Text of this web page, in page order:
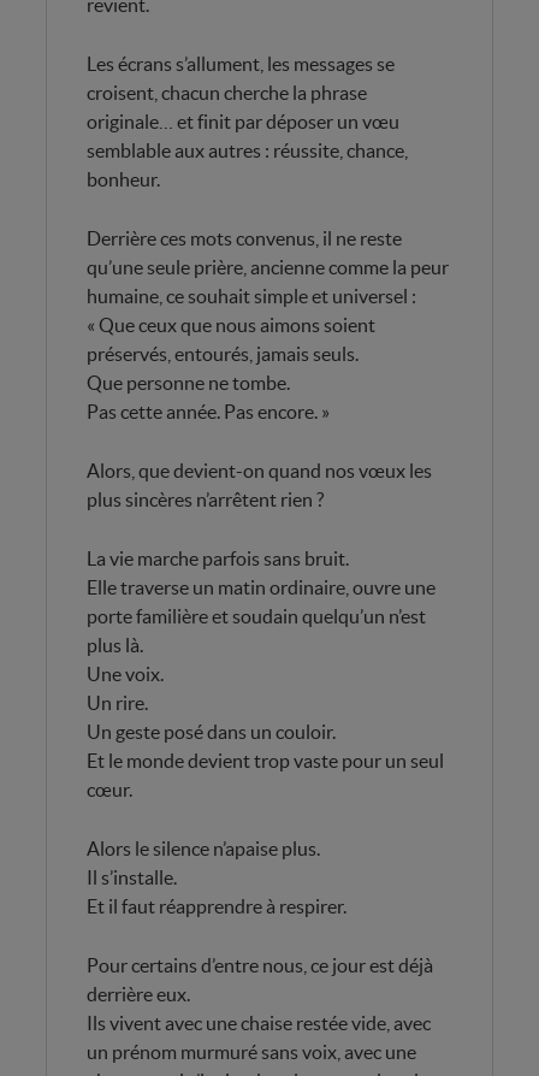
revient.
Les écrans s’allument, les messages se
croisent, chacun cherche la phrase
originale… et finit par déposer un vœu
semblable aux autres : réussite, chance,
bonheur.
Derrière ces mots convenus, il ne reste
qu’une seule prière, ancienne comme la peur
humaine, ce souhait simple et universel :
« Que ceux que nous aimons soient
préservés, entourés, jamais seuls.
Que personne ne tombe.
Pas cette année. Pas encore. »
Alors, que devient-on quand nos vœux les
plus sincères n’arrêtent rien ?
La vie marche parfois sans bruit.
Elle traverse un matin ordinaire, ouvre une
porte familière et soudain quelqu’un n’est
plus là.
Une voix.
Un rire.
Un geste posé dans un couloir.
Et le monde devient trop vaste pour un seul
cœur.
Alors le silence n’apaise plus.
Il s’installe.
Et il faut réapprendre à respirer.
Pour certains d’entre nous, ce jour est déjà
derrière eux.
Ils vivent avec une chaise restée vide, avec
un prénom murmuré sans voix, avec une